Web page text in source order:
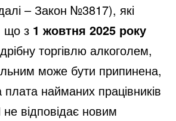
– Закон №3817), які
що з 1 жовтня 2025 року
торгівлю алкоголем,
може бути припинена,
плата найманих працівників
не відповідає новим